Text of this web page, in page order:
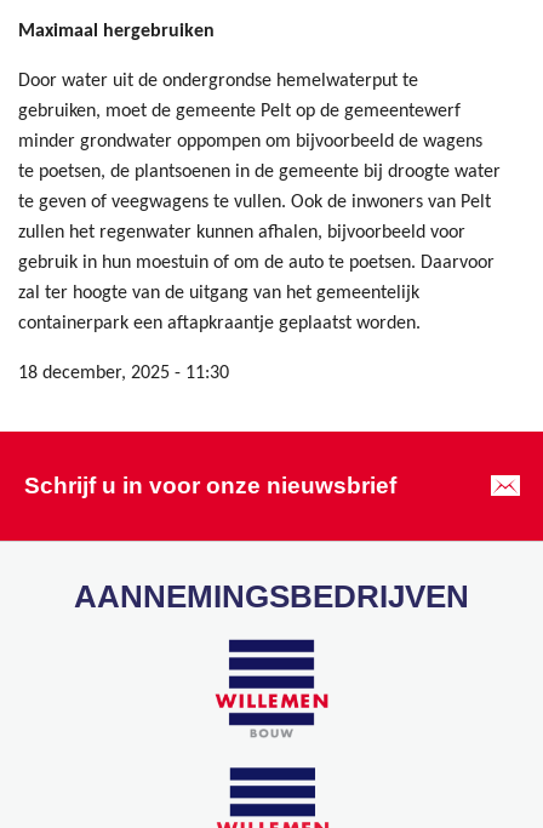
Maximaal hergebruiken
Door water uit de ondergrondse hemelwaterput te
gebruiken, moet de gemeente Pelt op de gemeentewerf
minder grondwater oppompen om bijvoorbeeld de wagens
te poetsen, de plantsoenen in de gemeente bij droogte water
te geven of veegwagens te vullen. Ook de inwoners van Pelt
zullen het regenwater kunnen afhalen, bijvoorbeeld voor
gebruik in hun moestuin of om de auto te poetsen. Daarvoor
zal ter hoogte van de uitgang van het gemeentelijk
containerpark een aftapkraantje geplaatst worden.
18 december, 2025 - 11:30
Schrijf u in voor onze nieuwsbrief
AANNEMINGSBEDRIJVEN